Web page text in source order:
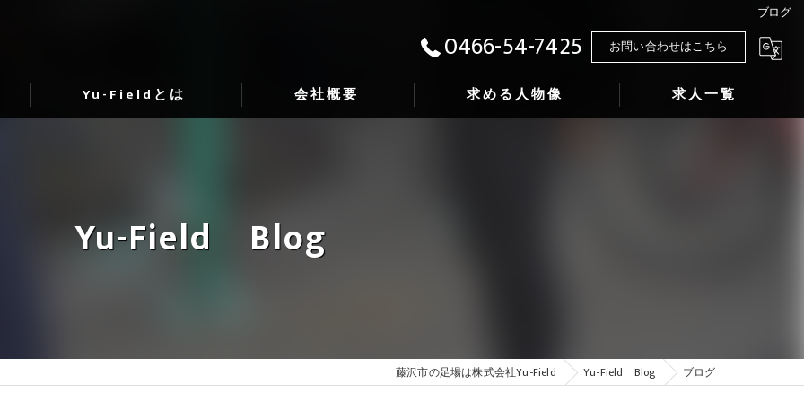
ブログ
0466-54-7425 お問い合わせはこちら
Yu-Fieldとは 会社概要
事業案内
求める人物像 求人一覧
Yu-Field Blog
藤沢市の足場は株式会社Yu-Field Yu-Field Blog ブログ